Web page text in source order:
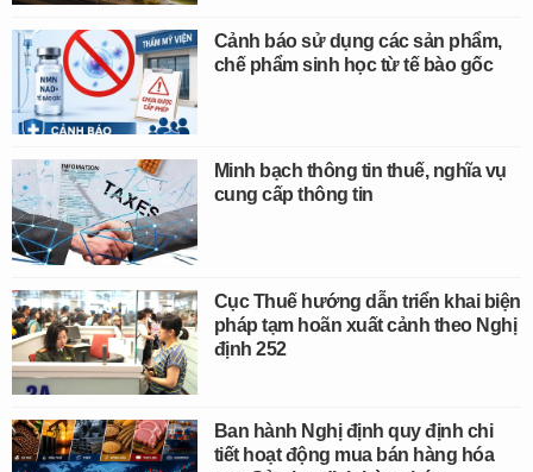
Cảnh báo sử dụng các sản phẩm,
chế phẩm sinh học từ tế bào gốc
Minh bạch thông tin thuế, nghĩa vụ
cung cấp thông tin
Cục Thuế hướng dẫn triển khai biện
pháp tạm hoãn xuất cảnh theo Nghị
định 252
Ban hành Nghị định quy định chi
tiết hoạt động mua bán hàng hóa